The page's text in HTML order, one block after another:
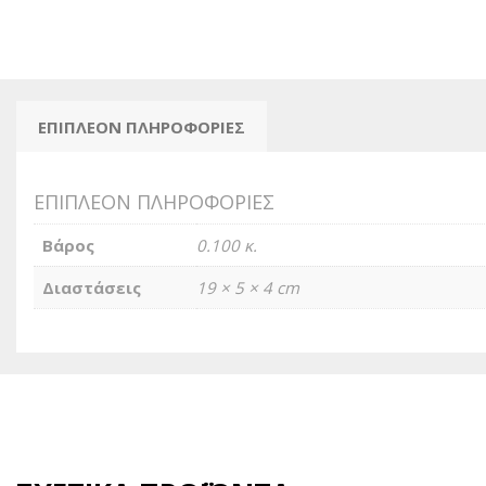
ΕΠΙΠΛΈΟΝ ΠΛΗΡΟΦΟΡΊΕΣ
ΕΠΙΠΛΈΟΝ ΠΛΗΡΟΦΟΡΊΕΣ
Βάρος
0.100 κ.
Διαστάσεις
19 × 5 × 4 cm